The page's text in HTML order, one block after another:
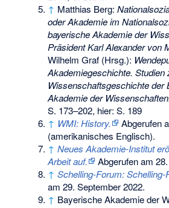
↑ Matthias Berg:
oder Akademie im
bayerische Akademie der
Präsident Karl Alexander von
Wilhelm Graf (Hrsg.):
Akademiegeschichte. Studien
Wissenschaftsgeschichte der
Akademie der
S. 173–202, hier: S. 189
↑ WMI: History.
Abgerufen
(amerikanisches Englisch).
↑ Neues Akademie-Institut
Arbeit auf.
Abgerufen am
↑ Schelling-Forum: Schelling-
am 29. September 2022.
↑ Bayerische Akademie der